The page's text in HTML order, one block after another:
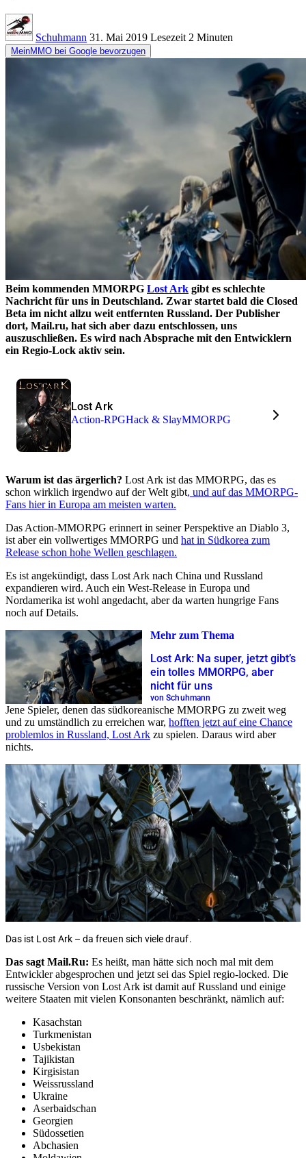
Schuhmann 31. Mai 2019 Lesezeit 2 Minuten
MeinMMO bei Google bevorzugen
Beim kommenden MMORPG Lost Ark gibt es schlechte
Nachricht für uns in Deutschland. Zwar startet bald die Closed
Beta im nicht allzu weit entfernten Russland. Der Publisher
dort, Mail.ru, hat sich aber dazu entschlossen, uns
auszuschließen. Es wird nach Absprache mit den Entwicklern
ein Regio-Lock aktiv sein.
Lost Ark
Action-RPGHack & SlayMMORPG
Warum ist das ärgerlich? Lost Ark ist das MMORPG, das es
schon wirklich irgendwo auf der Welt gibt, und auf das MMORPG-
Fans hier in Europa am meisten warten.
Das Action-MMORPG erinnert in seiner Perspektive an Diablo 3,
ist aber ein vollwertiges MMORPG und hat in Südkorea zum
Release schon hohe Wellen geschlagen.
Es ist angekündigt, dass Lost Ark nach China und Russland
expandieren wird. Auch ein West-Release in Europa und
Nordamerika ist wohl angedacht, aber da warten hungrige Fans
noch auf Details.
Mehr zum Thema
Lost Ark: Na super, jetzt gibt’s
ein tolles MMORPG, aber
nicht für uns
von Schuhmann
Jene Spieler, denen das südkoreanische MMORPG zu zweit weg
und zu umständlich zu erreichen war, hofften jetzt auf eine Chance
problemlos in Russland, Lost Ark zu spielen. Daraus wird aber
nichts.
Das ist Lost Ark – da freuen sich viele drauf.
Das sagt Mail.Ru: Es heißt, man hätte sich noch mal mit dem
Entwickler abgesprochen und jetzt sei das Spiel regio-locked. Die
russische Version von Lost Ark ist damit auf Russland und einige
weitere Staaten mit vielen Konsonanten beschränkt, nämlich auf:
Kasachstan
Turkmenistan
Usbekistan
Tajikistan
Kirgisistan
Weissrussland
Ukraine
Aserbaidschan
Georgien
Südossetien
Abchasien